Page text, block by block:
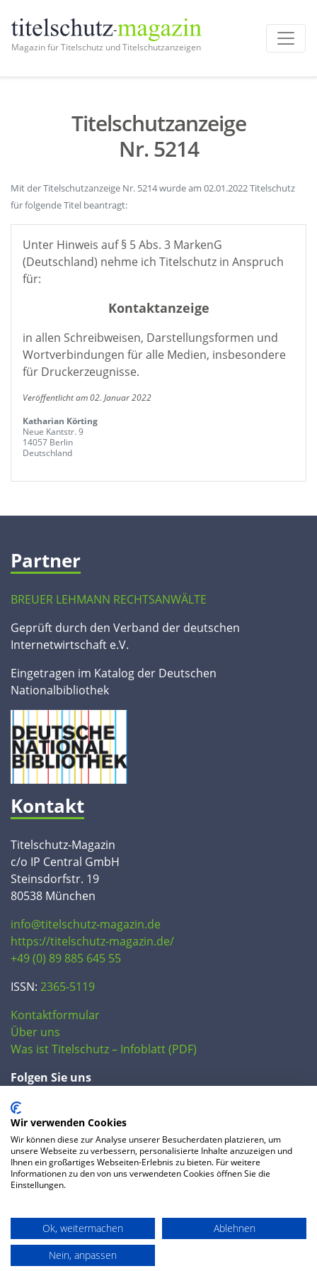
Magazin für Titelschutz und Titelschutzanzeigen
Titelschutzanzeige
Nr. 5214
Mit der Titelschutzanzeige Nr. 5214 wurde am 02.01.2022 Titelschutz
für folgende Titel beantragt:
Unter Hinweis auf § 5 Abs. 3 MarkenG
(Deutschland) nehme ich Titelschutz in Anspruch
für:
Kontaktanzeige
in allen Schreibweisen, Darstellungsformen und
Wortverbindungen für alle Medien, insbesondere
für Druckerzeugnisse.
Veröffentlicht am 02. Januar 2022
Katharian Körting
Neue Kantstr. 9
14057 Berlin
Deutschland
Partner
BREUER LEHMANN RECHTSANWÄLTE
Geprüft durch den Verband der deutschen
Internetwirtschaft e.V.
Eingetragen im Katalog der Deutschen
Nationalbibliothek
Kontakt
Titelschutz-Magazin
c/o IP Central GmbH
Steinsdorfstr. 19
80538 München
info@titelschutz-magazin.de
https://titelschutz-magazin.de/
+49 (0) 89 885 645 55
ISSN: 2365-5119
Kontaktformular
Über uns
Was ist Titelschutz – Infoblatt (PDF)
Folgen Sie uns
FAQ
Datenschutzerklärung AGB
Preise
Impressum
Wir verwenden Cookies
Wir können diese zur Analyse unserer Besucherdaten platzieren, um
unsere Webseite zu verbessern, personalisierte Inhalte anzuzeigen und
Ihnen ein großartiges Webseiten-Erlebnis zu bieten. Für weitere
Informationen zu den von uns verwendeten Cookies öffnen Sie die
Einstellungen.
Ok, weitermachen
Ablehnen
Nein, anpassen